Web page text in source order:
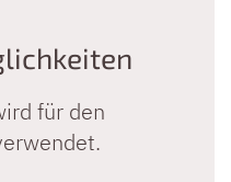
für den